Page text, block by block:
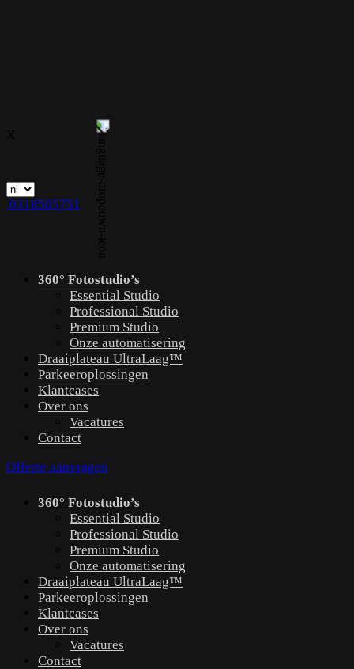
0318505751
360° Fotostudio’s
Essential Studio
Professional Studio
Premium Studio
Onze automatisering
Draaiplateau UltraLaag™
Parkeeroplossingen
Klantcases
Over ons
Vacatures
Contact
Offerte aanvragen
360° Fotostudio’s
Essential Studio
Professional Studio
Premium Studio
Onze automatisering
Draaiplateau UltraLaag™
Parkeeroplossingen
Klantcases
Over ons
Vacatures
Contact